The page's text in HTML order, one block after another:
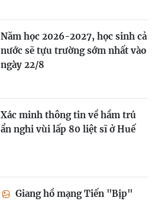
Năm học 2026-2027, học sinh cả
nước sẽ tựu trường sớm nhất vào
ngày 22/8
Xác minh thông tin về hầm trú
ẩn nghi vùi lấp 80 liệt sĩ ở Huế
Giang hồ mạng Tiến "Bịp"